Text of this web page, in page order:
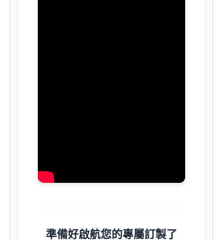
準備好啟航您的專屬訂製了